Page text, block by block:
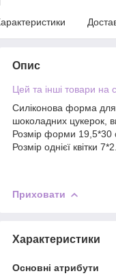
Опис
Цей та інші товари на
Силіконова форма для
шоколадних цукерок,
Розмір форми 19,5*30
Розмір однієї квітки
Приховати
Характеристики
Основні атрибути